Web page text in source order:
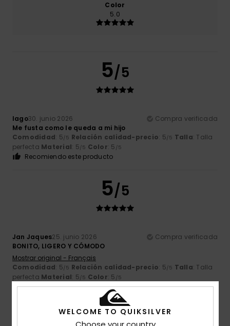
Color
5.0
5/5
Iago30. junio 2026
Compra verificada
Me fusta como le queda a mi hijo
Comodidad: 5/5 Relación calidad-precio: 5/5 Talla: Talla
perfecta Material: 5/5 Color: 5 /5
Recomiendo este producto
5/5
Jan Jaques25. junio 2026
Compra verificada
BONITO, LIGERO Y CÓMODO
Mostrar original - Français
Comodidad: 5/5 Relación calidad-precio: 5/5 Talla: Talla
perfecta Material: 5/5 Color: 5 /5
Recomiendo este producto
5/5
WELCOME TO QUIKSILVER